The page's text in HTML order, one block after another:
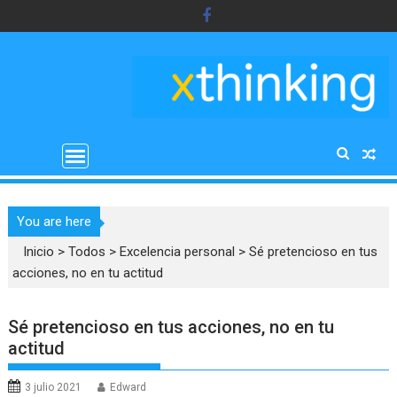
al
You are here
Inicio >Todos >Excelencia personal >Sé pretencioso en tus
acciones, no en tu actitud
Sé pretencioso en tus acciones, no en tu
actitud
3 julio 2021 Edward